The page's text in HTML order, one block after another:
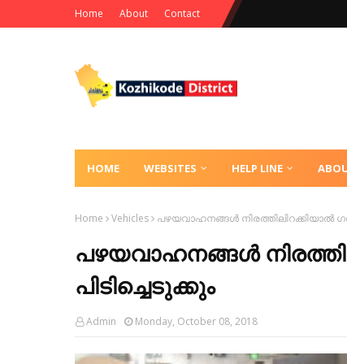
Home About Contact
HOME WEBSITES HELP LINE
Home Vehicles പഴയവാഹനങ്ങള്‍ നിരത്തിലിറക്കിയാല്‍
പഴയവാഹനങ്ങള്‍
പിടിച്ചെടുക്കും
Admin Monday, October 08, 2018